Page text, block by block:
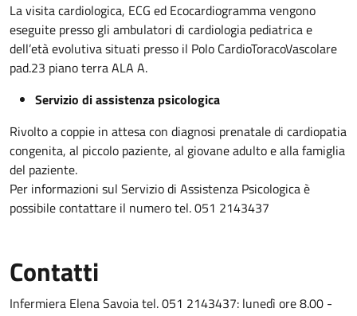
La visita cardiologica, ECG ed Ecocardiogramma vengono
eseguite presso gli ambulatori di cardiologia pediatrica e
dell’età evolutiva situati presso il Polo CardioToracoVascolare
pad.23 piano terra ALA A.
Servizio di assistenza psicologica
Rivolto a coppie in attesa con diagnosi prenatale di cardiopatia
congenita, al piccolo paziente, al giovane adulto e alla famiglia
del paziente.
Per informazioni sul Servizio di Assistenza Psicologica è
possibile contattare il numero tel. 051 2143437
Contatti
Infermiera Elena Savoia tel. 051 2143437: lunedì ore 8.00 -